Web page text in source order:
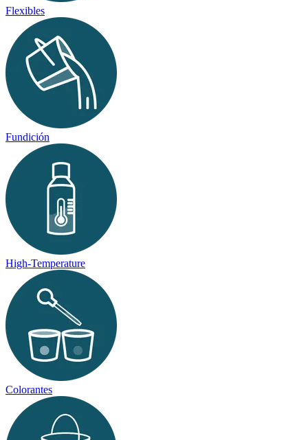
Flexibles
Fundición
High-Temperature
Colorantes